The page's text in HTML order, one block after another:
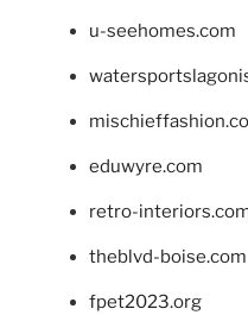
u-seehomes.com
eduwyre.com
retro-
theblvd-boise.com
fpet2023.org